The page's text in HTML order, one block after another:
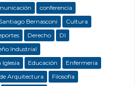
conferencia
Bernasconi
Cultura
Derecho
DI
Industrial
Iglesia
Educación
Enfermeria
Arquitectura
Filosofía